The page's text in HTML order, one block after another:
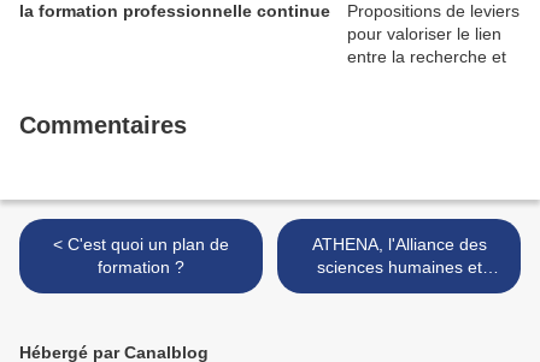
la formation professionnelle continue
Commentaires
< C'est quoi un plan de
formation ?
ATHENA, l'Alliance des
sciences humaines et
sociales >
Hébergé par Canalblog